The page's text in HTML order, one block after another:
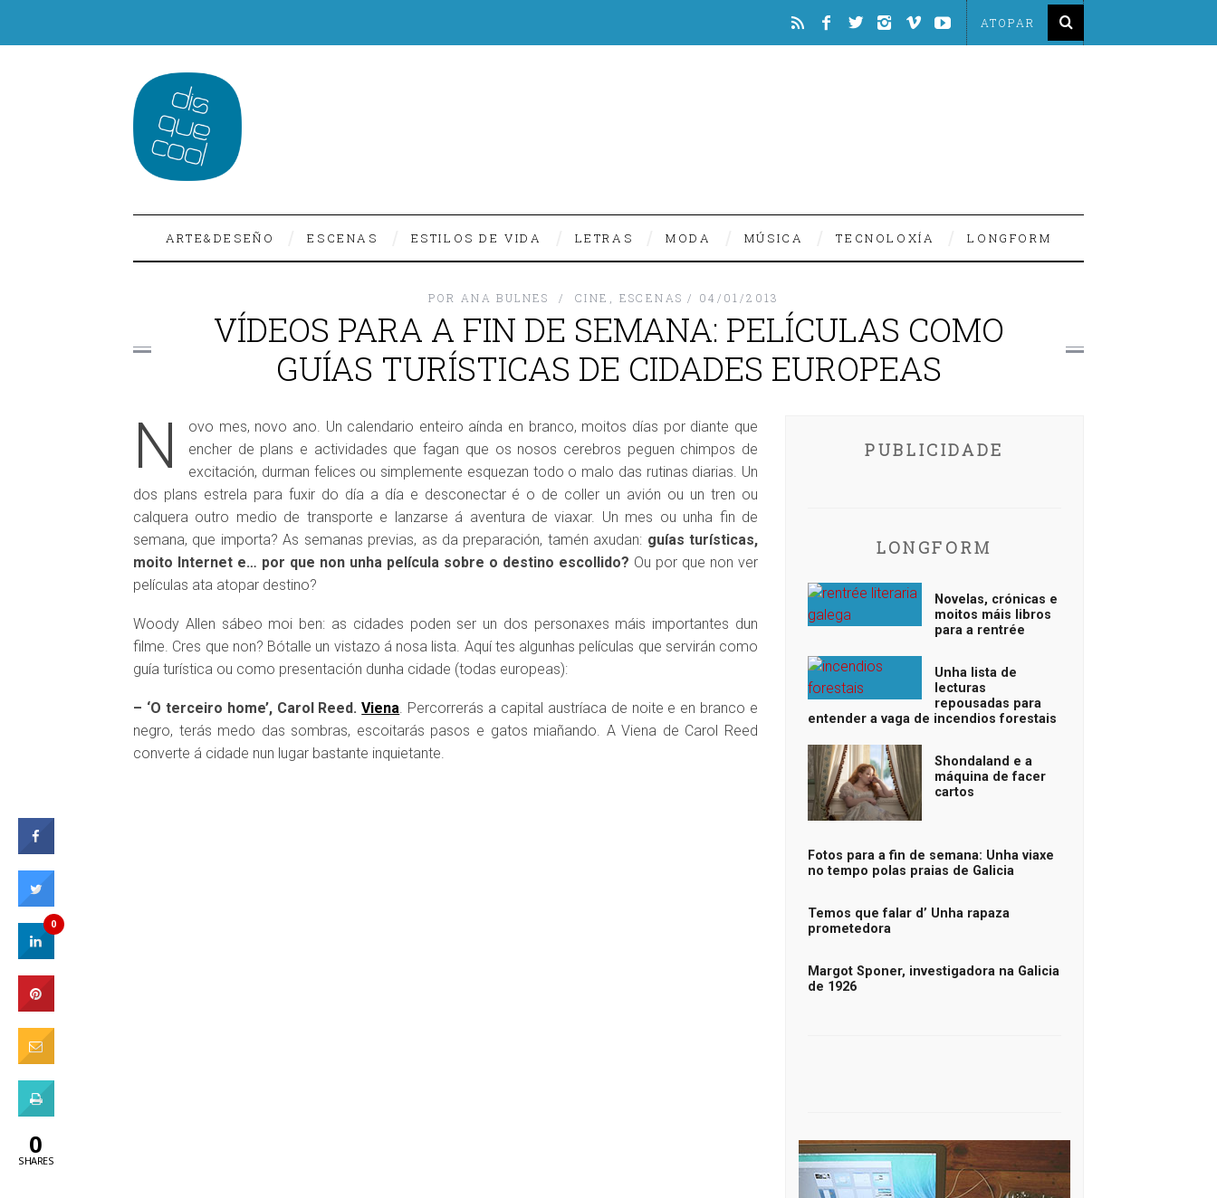
ARTE&DESEÑO ESCENAS ESTILOS DE VIDA LETRAS MODA MÚSICA TECNOLOXÍA LONGFORM
POR ANA BULNES CINE ESCENAS 04/01/2013
VÍDEOS PARA A FIN DE SEMANA: PELÍCULAS COMO
GUÍAS TURÍSTICAS DE CIDADES EUROPEAS
N
ovo mes, novo ano. Un calendario enteiro aínda en branco, moitos días por diante que
encher de plans e actividades que fagan que os nosos cerebros peguen chimpos de
excitación, durman felices ou simplemente esquezan todo o malo das rutinas diarias. Un
dos plans estrela para fuxir do día a día e desconectar é o de coller un avión ou un tren ou
calquera outro medio de transporte e lanzarse á aventura de viaxar. Un mes ou unha fin de
semana, que importa? As semanas previas, as da preparación, tamén axudan: guías turísticas,
moito Internet e… por que non unha película sobre o destino escollido? Ou por que non ver
películas ata atopar destino?
Woody Allen sábeo moi ben: as cidades poden ser un dos personaxes máis importantes dun
filme. Cres que non? Bótalle un vistazo á nosa lista. Aquí tes algunhas películas que servirán como
guía turística ou como presentación dunha cidade (todas europeas):
– ‘O terceiro home’, Carol Reed. Viena. Percorrerás a capital austríaca de noite e en branco e
negro, terás medo das sombras, escoitarás pasos e gatos miañando. A Viena de Carol Reed
converte á cidade nun lugar bastante inquietante.
PUBLICIDADE
LONGFORM
Novelas, crónicas e
moitos máis libros
para a rentrée
Unha lista de
lecturas
repousadas para
entender a vaga de incendios forestais
Shondaland e a
máquina de facer
cartos
Fotos para a fin de semana: Unha viaxe
no tempo polas praias de Galicia
Temos que falar d’ Unha rapaza
prometedora
Margot Sponer, investigadora na Galicia
de 1926
0
0
SHARES